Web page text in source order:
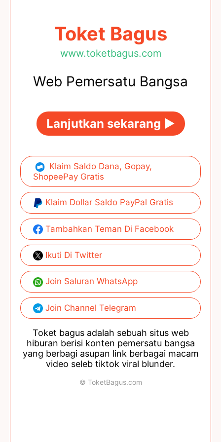
Toket Bagus
www.toketbagus.com
Web Pemersatu Bangsa
Lanjutkan sekarang ►
Klaim Saldo Dana, Gopay,
ShopeePay Gratis
Klaim Dollar Saldo PayPal Gratis
Tambahkan Teman Di Facebook
Ikuti Di Twitter
Join Saluran WhatsApp
Join Channel Telegram
Toket bagus adalah sebuah situs web
hiburan berisi konten pemersatu bangsa
yang berbagi asupan link berbagai macam
video seleb tiktok viral blunder.
© ToketBagus.com